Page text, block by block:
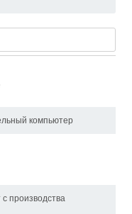
компьютер
с производства